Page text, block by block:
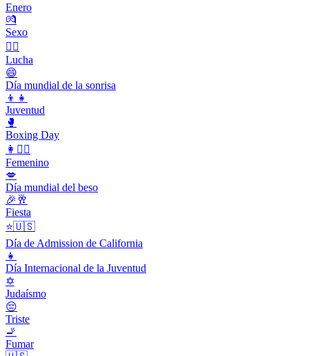
Enero
💏
Sexo
🤼‍♂️
Lucha
😄
Día mundial de la sonrisa
👦👧
Juventud
🥊
Boxing Day
👩👱‍♀️
Femenino
💋
Día mundial del beso
🎉🥂
Fiesta
⭐️🇺🇸
Día de Admission de California
👧
Día Internacional de la Juventud
✡️
Judaísmo
😔
Triste
🚬
Fumar